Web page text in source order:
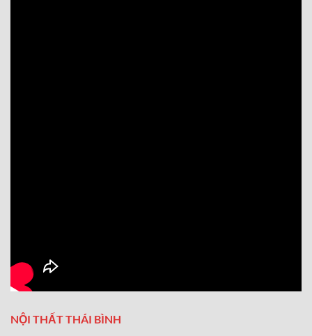
NỘI THẤT THÁI BÌNH